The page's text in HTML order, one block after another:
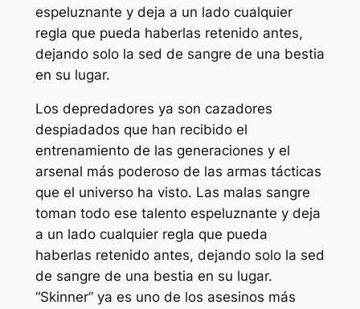
espeluznante y deja a un lado cualquier
regla que pueda haberlas retenido antes,
dejando solo la sed de sangre de una bestia
en su lugar.
Los depredadores ya son cazadores
despiadados que han recibido el
entrenamiento de las generaciones y el
arsenal más poderoso de las armas tácticas
que el universo ha visto. Las malas sangre
toman todo ese talento espeluznante y deja
a un lado cualquier regla que pueda
haberlas retenido antes, dejando solo la sed
de sangre de una bestia en su lugar.
“Skinner” ya es uno de los asesinos más